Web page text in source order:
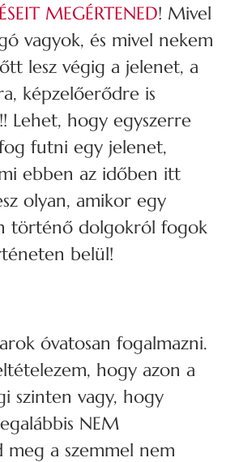
MEGÉRTENED! Mivel
vagyok, és mivel nekem
lesz végig a jelenet, a
képzelőerődre is
Lehet, hogy egyszerre
futni egy jelenet,
ebben az időben itt
olyan, amikor egy
történő dolgokról fogok
belül!
óvatosan fogalmazni.
hogy azon a
szinten vagy, hogy
NEM
meg a szemmel nem